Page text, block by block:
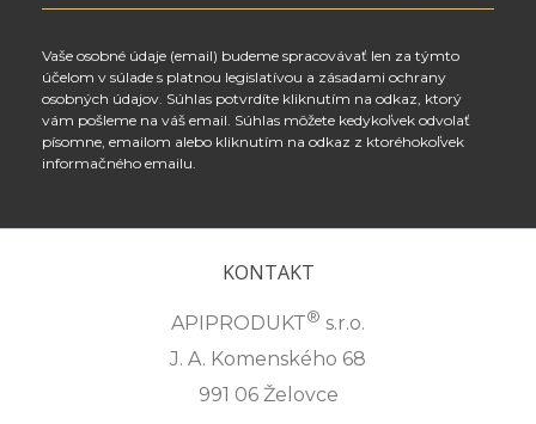
Vaše osobné údaje (email) budeme spracovávať len za týmto
účelom v súlade s platnou legislatívou a zásadami ochrany
osobných údajov. Súhlas potvrdíte kliknutím na odkaz, ktorý
vám pošleme na váš email. Súhlas môžete kedykoľvek odvolať
písomne, emailom alebo kliknutím na odkaz z ktoréhokoľvek
informačného emailu.
KONTAKT
APIPRODUKT® s.r.o.
J. A. Komenského 68
991 06 Želovce